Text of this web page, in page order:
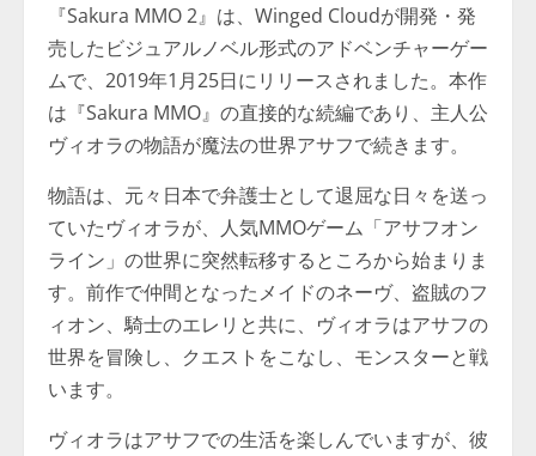
『Sakura MMO 2』は、Winged Cloudが開発・発
売したビジュアルノベル形式のアドベンチャーゲー
ムで、2019年1月25日にリリースされました。本作
は『Sakura MMO』の直接的な続編であり、主人公
ヴィオラの物語が魔法の世界アサフで続きます。
物語は、元々日本で弁護士として退屈な日々を送っ
ていたヴィオラが、人気MMOゲーム「アサフオン
ライン」の世界に突然転移するところから始まりま
す。前作で仲間となったメイドのネーヴ、盗賊のフ
ィオン、騎士のエレリと共に、ヴィオラはアサフの
世界を冒険し、クエストをこなし、モンスターと戦
います。
ヴィオラはアサフでの生活を楽しんでいますが、彼